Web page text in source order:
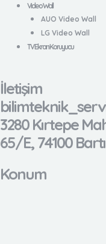
Video Wall
AUO Video Wall
LG Video Wall
TV Ekran Koruyucu
İletişim
3280 Kırtepe
65/E, 74100
Konum